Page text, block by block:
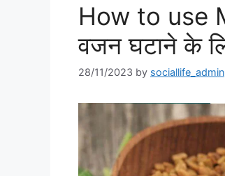
k
How to use
वजन घटाने के
28/11/2023 by sociallife_admin